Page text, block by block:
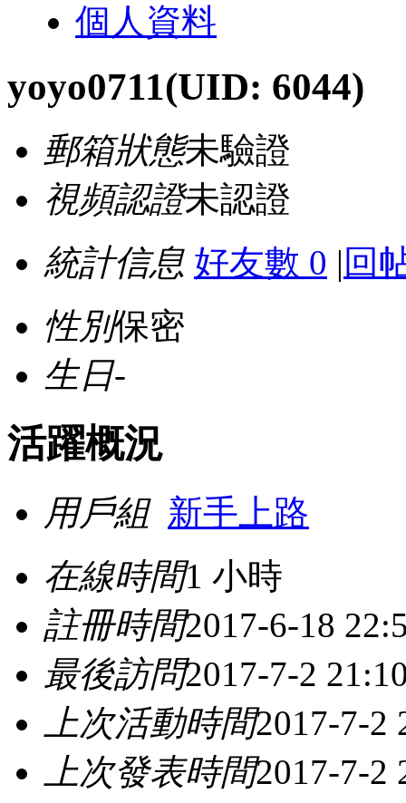
個人資料
yoyo0711(UID: 6044)
郵箱狀態未驗證
視頻認證未認證
統計信息 好友數 0 | 回
性別保密
生日-
活躍概況
用戶組 新手上路
在線時間1 小時
註冊時間2017-6-18
最後訪問2017-7-2
上次活動時間2017-7-2
上次發表時間2017-7-2